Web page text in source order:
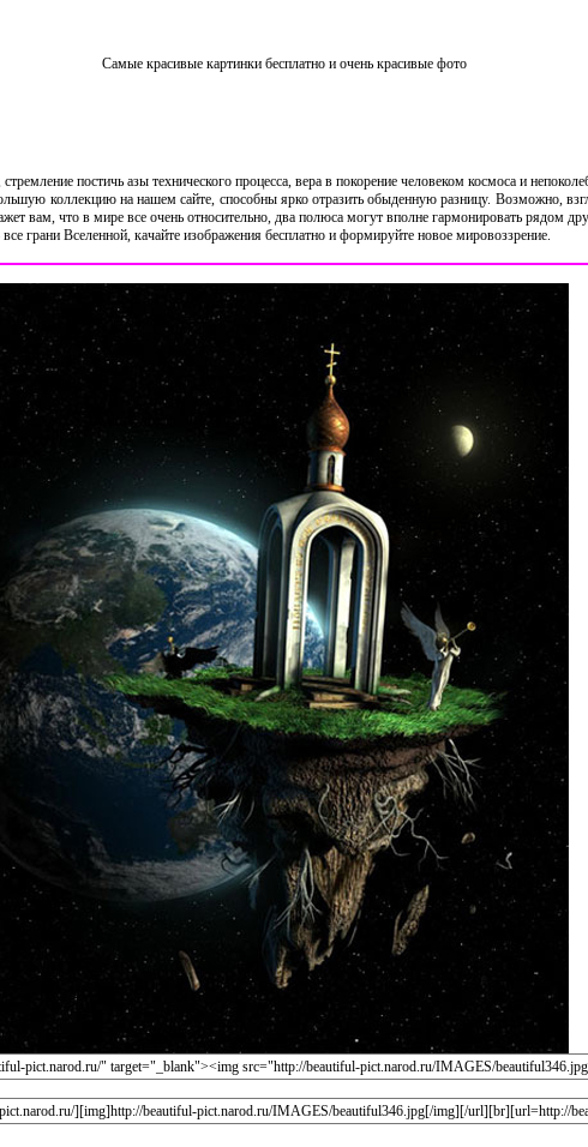
Самые красивые картинки бесплатно и очень красивые фото
постичь азы технического процесса, вера в покорение человеком космоса и
коллекцию на нашем сайте, способны ярко отразить обыденную разницу. Возможно,
вам, что в мире все очень относительно, два полюса могут вполне гармонировать рядом
грани Вселенной, качайте изображения бесплатно и формируйте новое мировоззрение.